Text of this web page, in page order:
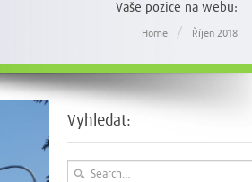
Vaše pozice na webu:
Home / Říjen 2018
Vyhledat: